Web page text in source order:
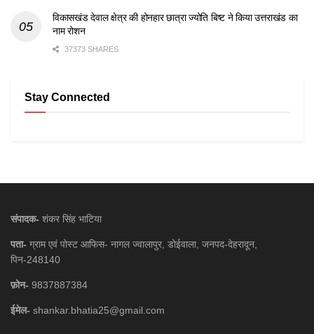
विकासखंड देवाल क्षेत्र की होनहार छात्रा ज्योति बिष्ट ने किया उत्तराखंड का
नाम रोशन
37373 SHARES
Stay Connected
संपादक- शंकर सिंह भाटिया
पता- ग्राम एवं पोस्ट आफिस- नागल ज्वालापुर, डोईवाला, जनपद-देहरादून,
पिन-248140
फ़ोन- 9837887384
ईमेल- shankar.bhatia25@gmail.com